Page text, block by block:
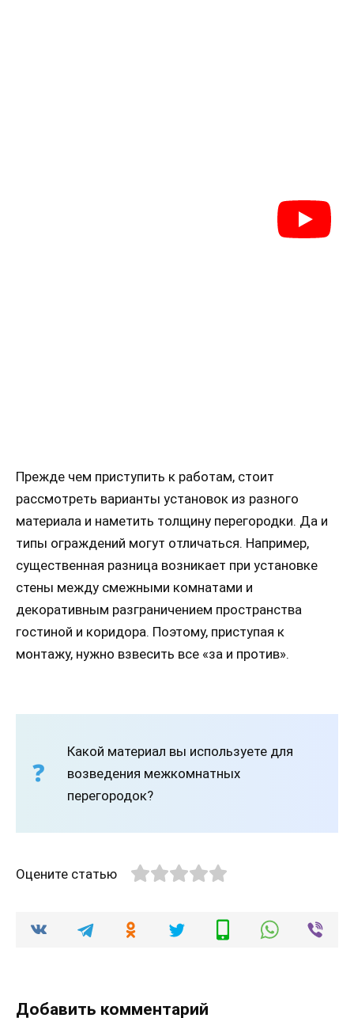
Прежде чем приступить к работам, стоит
рассмотреть варианты установок из разного
материала и наметить толщину перегородки. Да и
типы ограждений могут отличаться. Например,
существенная разница возникает при установке
стены между смежными комнатами и
декоративным разграничением пространства
гостиной и коридора. Поэтому, приступая к
монтажу, нужно взвесить все «за и против».
Какой материал вы используете для
возведения межкомнатных
перегородок?
Оцените статью
Добавить комментарий